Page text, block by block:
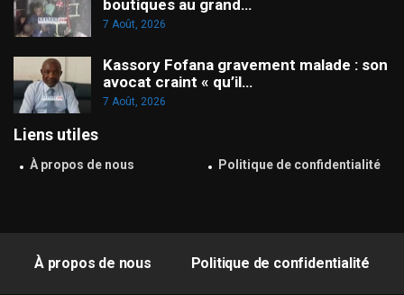
boutiques au grand…
7 Août, 2026
Kassory Fofana gravement malade : son
avocat craint « qu’il…
7 Août, 2026
Liens utiles
À propos de nous Politique de confidentialité
À propos de nous Politique de confidentialité